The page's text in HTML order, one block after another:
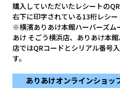
購入していただいたレシートの
右下に印字されている13桁レシー
※横濱ありあけ本館ハーバーズム
あけ そごう横浜店、ありあけ本
店ではQRコードとシリアル番号
す。
ありあけオンラインショッ